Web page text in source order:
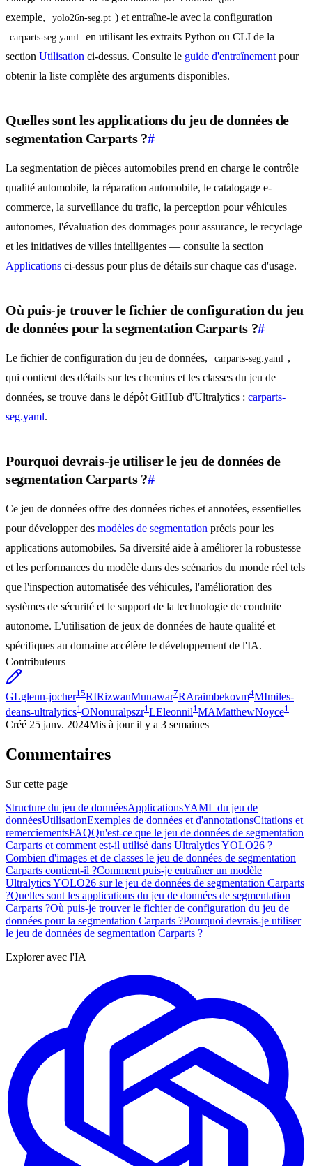
exemple,
yolo26n-seg.pt ) et entraîne-le avec la configuration
carparts-seg.yaml
en utilisant les extraits Python ou CLI de la
section Utilisation ci-dessus. Consulte le guide d'entraînement pour
obtenir la liste complète des arguments disponibles.
Quelles sont les applications du jeu de données de
segmentation Carparts ?#
La segmentation de pièces automobiles prend en charge le contrôle
qualité automobile, la réparation automobile, le catalogage e-
commerce, la surveillance du trafic, la perception pour véhicules
autonomes, l'évaluation des dommages pour assurance, le recyclage
et les initiatives de villes intelligentes — consulte la section
Applications ci-dessus pour plus de détails sur chaque cas d'usage.
Où puis-je trouver le fichier de configuration du jeu
de données pour la segmentation Carparts ?#
Le fichier de configuration du jeu de données, carparts-seg.yaml ,
qui contient des détails sur les chemins et les classes du jeu de
données, se trouve dans le dépôt GitHub d'Ultralytics : carparts-
seg.yaml.
Pourquoi devrais-je utiliser le jeu de données de
segmentation Carparts ?#
Ce jeu de données offre des données riches et annotées, essentielles
pour développer des modèles de segmentation précis pour les
applications automobiles. Sa diversité aide à améliorer la robustesse
et les performances du modèle dans des scénarios du monde réel tels
que l'inspection automatisée des véhicules, l'amélioration des
systèmes de sécurité et le support de la technologie de conduite
autonome. L'utilisation de jeux de données de haute qualité et
spécifiques au domaine accélère le développement de l'IA.
Contributeurs
GLglenn-jocher15RIRizwanMunawar7RAraimbekovm4MImiles-
deans-ultralytics1ONonuralpszr1LEleonnil1MAMatthewNoyce1
Créé 25 janv. 2024Mis à jour il y a 3 semaines
Commentaires
Sur cette page
Structure du jeu de donnéesApplicationsYAML du jeu de
donnéesUtilisationExemples de données et d'annotationsCitations et
remerciementsFAQQu'est-ce que le jeu de données de segmentation
Carparts et comment est-il utilisé dans Ultralytics YOLO26 ?
Combien d'images et de classes le jeu de données de segmentation
Carparts contient-il ?Comment puis-je entraîner un modèle
Ultralytics YOLO26 sur le jeu de données de segmentation Carparts
?Quelles sont les applications du jeu de données de segmentation
Carparts ?Où puis-je trouver le fichier de configuration du jeu de
données pour la segmentation Carparts ?Pourquoi devrais-je utiliser
le jeu de données de segmentation Carparts ?
Explorer avec l'IA